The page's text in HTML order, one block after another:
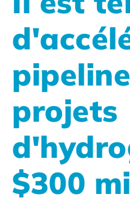
projets
$300